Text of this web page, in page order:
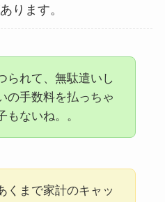
ります。
られて、無駄遣いし
の手数料を払っちゃ
もないね。。
くまで家計のキャッ